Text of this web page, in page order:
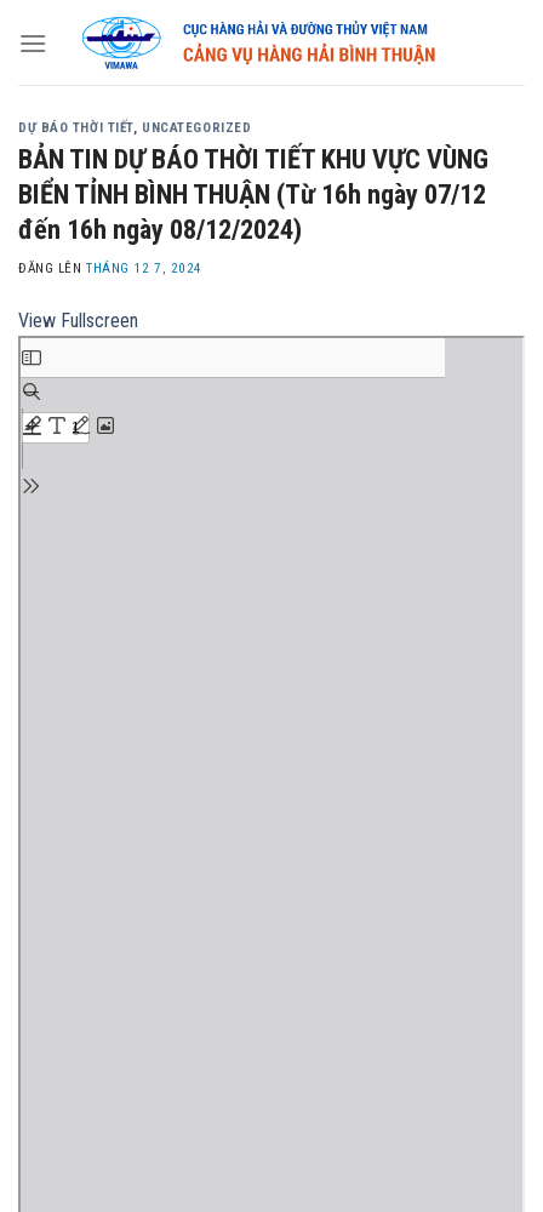
DỰ BÁO THỜI TIẾT, UNCATEGORIZED
BẢN TIN DỰ BÁO THỜI TIẾT KHU VỰC VÙNG
BIỂN TỈNH BÌNH THUẬN (Từ 16h ngày 07/12
đến 16h ngày 08/12/2024)
ĐĂNG LÊNTHÁNG 12 7, 2024
View Fullscreen